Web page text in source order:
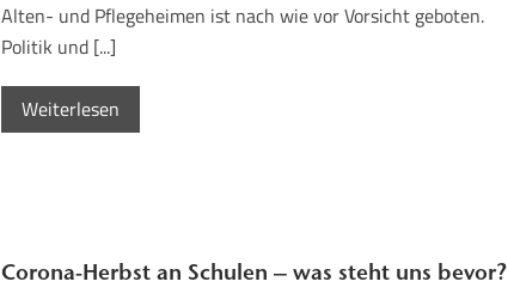
Alten- und Pflegeheimen ist nach wie vor Vorsicht geboten.
Politik und [...]
Weiterlesen
Corona-Herbst an Schulen – was steht uns bevor?